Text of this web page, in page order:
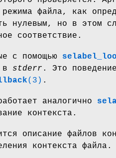
файла, как
нулевым, но в этом
соответствие.
с помощью
в stderr . Это
(3) .
аналогично
контекста.
описание файлов
контекста файла.